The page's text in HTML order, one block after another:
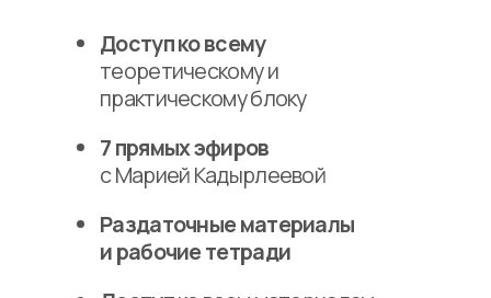
Картойлюбого банка онлайн
быстрых платежей